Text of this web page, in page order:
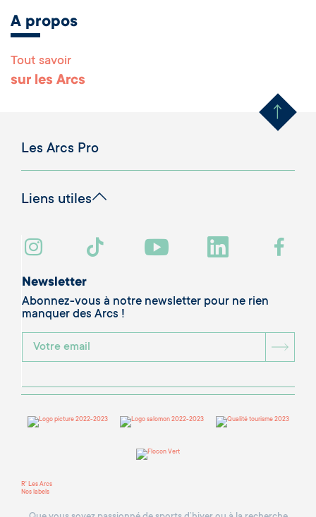
A propos
Tout savoir
sur les Arcs Remonter
Les Arcs Pro
Liens utiles
Newsletter
Abonnez-vous à notre newsletter pour ne rien
manquer des Arcs !
R' Les Arcs
Nos labels